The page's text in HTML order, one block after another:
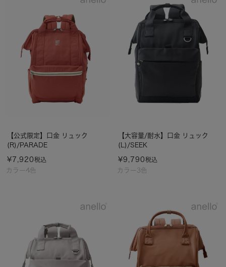
カラー4色
【公式限定】口金 リュック
(R)/PARADE
¥7,920税込
カラー3色
【大容量/耐水】口金 リュック
(L)/SEEK
¥9,790税込